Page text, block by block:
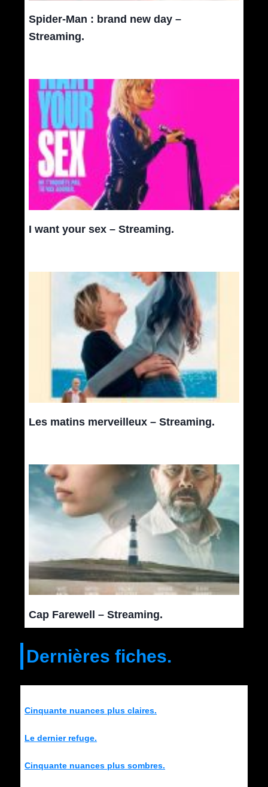
Spider-Man : brand new day –
Streaming.
I want your sex – Streaming.
Les matins merveilleux – Streaming.
Cap Farewell – Streaming.
Dernières fiches.
Cinquante nuances plus claires.
Le dernier refuge.
Cinquante nuances plus sombres.